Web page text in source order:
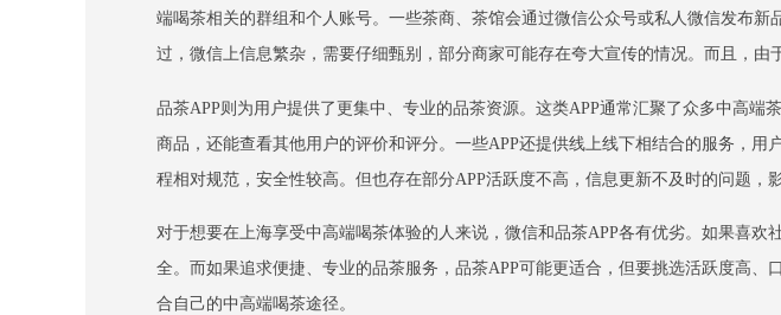
端喝茶相关的群组和个人账号。一些茶商、茶馆会通过微信公众号或私人微信发布
过，微信上信息繁杂，需要仔细甄别，部分商家可能存在夸大宣传的情况。而且，由
品茶APP则为用户提供了更集中、专业的品茶资源。这类APP通常汇聚了众多中高
商品，还能查看其他用户的评价和评分。一些APP还提供线上线下相结合的服务，
程相对规范，安全性较高。但也存在部分APP活跃度不高，信息更新不及时的问题，
对于想要在上海享受中高端喝茶体验的人来说，微信和品茶APP各有优劣。如果喜
全。而如果追求便捷、专业的品茶服务，品茶APP可能更适合，但要挑选活跃度高
合自己的中高端喝茶途径。